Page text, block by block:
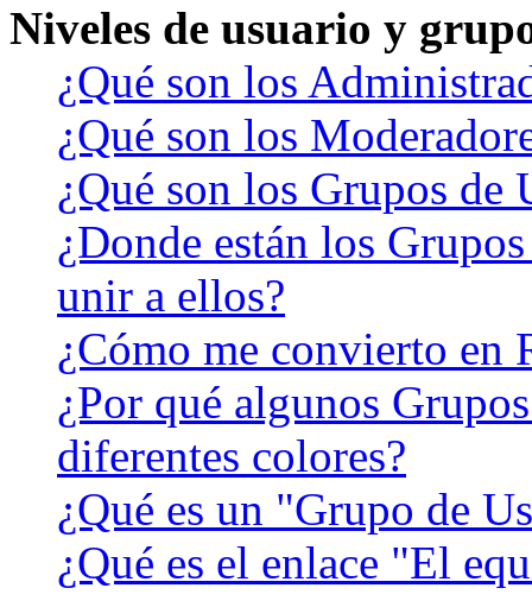
Niveles de usuario y
¿Qué son los
¿Qué son los
¿Qué son los Grupos de
¿Donde están los
unir a ellos?
¿Cómo me convierto en
¿Por qué algunos
diferentes colores?
¿Qué es un "Grupo de
¿Qué es el enlace "El